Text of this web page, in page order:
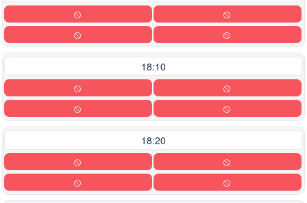
18:10
18:20